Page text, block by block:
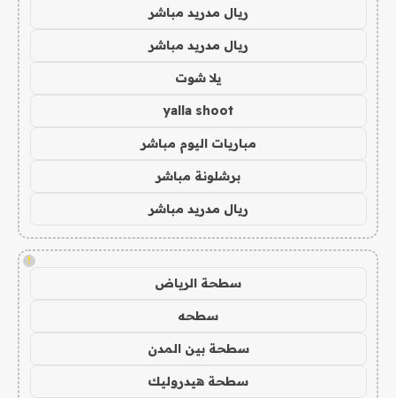
ريال مدريد مباشر
ريال مدريد مباشر
يلا شوت
yalla shoot
مباريات اليوم مباشر
برشلونة مباشر
ريال مدريد مباشر
!
سطحة الرياض
سطحه
سطحة بين المدن
سطحة هيدروليك